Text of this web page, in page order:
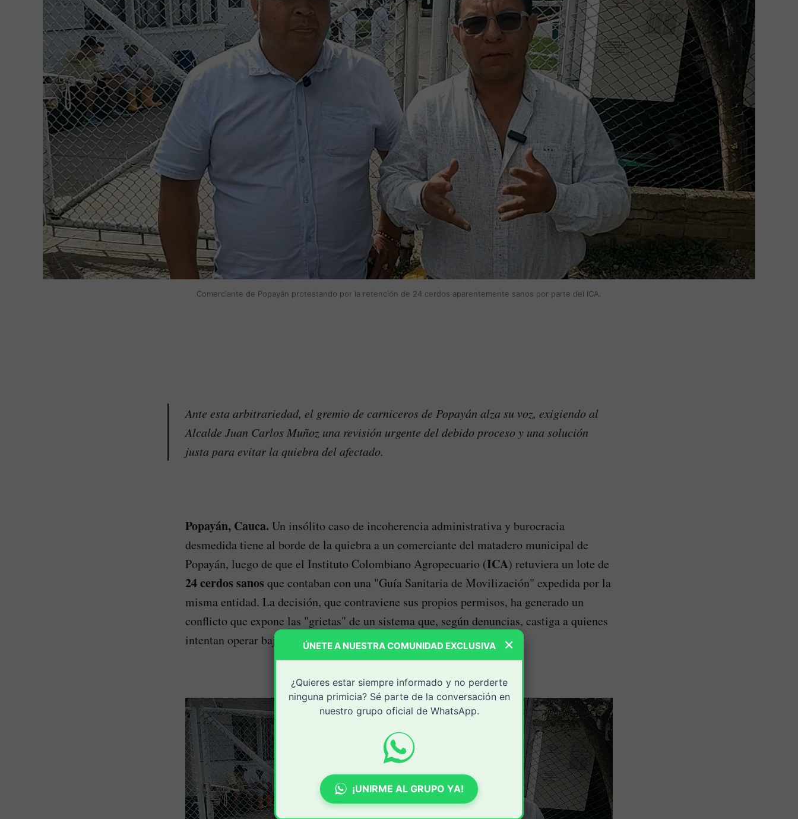
Comerciante de Popayán protestando por la retención de 24 cerdos aparentemente sanos por parte del ICA.
Ante esta arbitrariedad, el gremio de carniceros de Popayán alza su voz, exigiendo al
Alcalde Juan Carlos Muñoz una revisión urgente del debido proceso y una solución
justa para evitar la quiebra del afectado.
Popayán, Cauca. Un insólito caso de incoherencia administrativa y burocracia
desmedida tiene al borde de la quiebra a un comerciante del matadero municipal de
Popayán, luego de que el Instituto Colombiano Agropecuario (ICA) retuviera un lote de
24 cerdos sanos que contaban con una "Guía Sanitaria de Movilización" expedida por la
misma entidad. La decisión, que contraviene sus propios permisos, ha generado un
conflicto que expone las "grietas" de un sistema que, según denuncias, castiga a quienes
intentan operar bajo la legalidad.
×
ÚNETE A NUESTRA COMUNIDAD EXCLUSIVA
¿Quieres estar siempre informado y no perderte
ninguna primicia? Sé parte de la conversación en
nuestro grupo oficial de WhatsApp.
¡UNIRME AL GRUPO YA!